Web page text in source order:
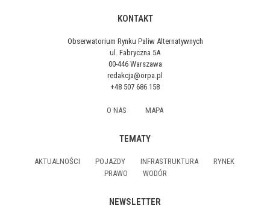
KONTAKT
Obserwatorium Rynku Paliw Alternatywnych
ul. Fabryczna 5A
00-446 Warszawa
redakcja@orpa.pl
+48 507 686 158
O NAS MAPA
TEMATY
AKTUALNOŚCI POJAZDY INFRASTRUKTURA
RYNEK
PRAWO
WODÓR
NEWSLETTER